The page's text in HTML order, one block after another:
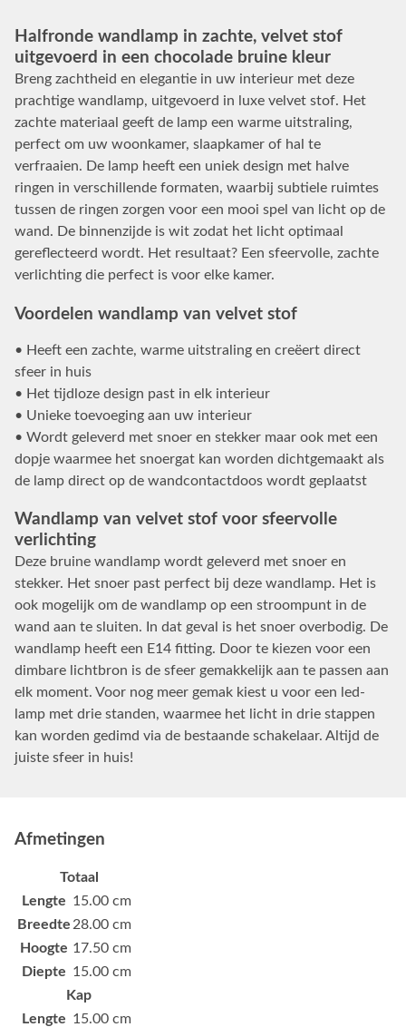
Halfronde wandlamp in zachte, velvet stof
uitgevoerd in een chocolade bruine kleur
Breng zachtheid en elegantie in uw interieur met deze
prachtige wandlamp, uitgevoerd in luxe velvet stof. Het
zachte materiaal geeft de lamp een warme uitstraling,
perfect om uw woonkamer, slaapkamer of hal te
verfraaien. De lamp heeft een uniek design met halve
ringen in verschillende formaten, waarbij subtiele ruimtes
tussen de ringen zorgen voor een mooi spel van licht op de
wand. De binnenzijde is wit zodat het licht optimaal
gereflecteerd wordt. Het resultaat? Een sfeervolle, zachte
verlichting die perfect is voor elke kamer.
Voordelen wandlamp van velvet stof
• Heeft een zachte, warme uitstraling en creëert direct
sfeer in huis
• Het tijdloze design past in elk interieur
• Unieke toevoeging aan uw interieur
• Wordt geleverd met snoer en stekker maar ook met een
dopje waarmee het snoergat kan worden dichtgemaakt als
de lamp direct op de wandcontactdoos wordt geplaatst
Wandlamp van velvet stof voor sfeervolle
verlichting
Deze bruine wandlamp wordt geleverd met snoer en
stekker. Het snoer past perfect bij deze wandlamp. Het is
ook mogelijk om de wandlamp op een stroompunt in de
wand aan te sluiten. In dat geval is het snoer overbodig. De
wandlamp heeft een E14 fitting. Door te kiezen voor een
dimbare lichtbron is de sfeer gemakkelijk aan te passen aan
elk moment. Voor nog meer gemak kiest u voor een led-
lamp met drie standen, waarmee het licht in drie stappen
kan worden gedimd via de bestaande schakelaar. Altijd de
juiste sfeer in huis!
Afmetingen
Totaal
Lengte 15.00 cm
Breedte 28.00 cm
Hoogte 17.50 cm
Diepte 15.00 cm
Kap
Lengte 15.00 cm